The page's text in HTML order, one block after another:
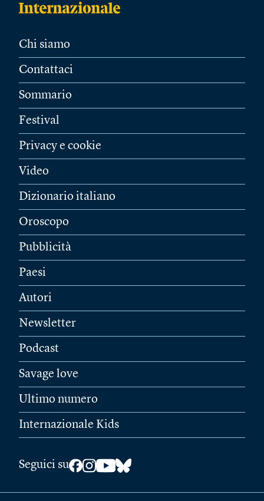
Chi siamo
Contattaci
Sommario
Festival
Privacy e cookie
Video
Dizionario italiano
Oroscopo
Pubblicità
Paesi
Autori
Newsletter
Podcast
Savage love
Ultimo numero
Internazionale Kids
Seguici su